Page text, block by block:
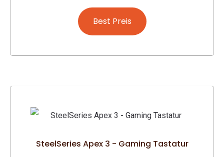
Best Preis
SteelSeries Apex 3 - Gaming Tastatur